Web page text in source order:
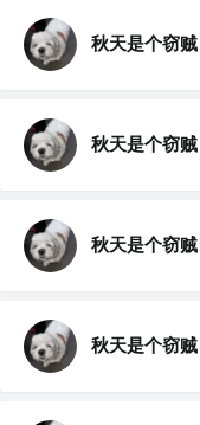
秋天是个窃贼
秋天是个窃贼
秋天是个窃贼
秋天是个窃贼